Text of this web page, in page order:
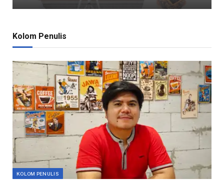
Kolom Penulis
KOLOM PENULIS